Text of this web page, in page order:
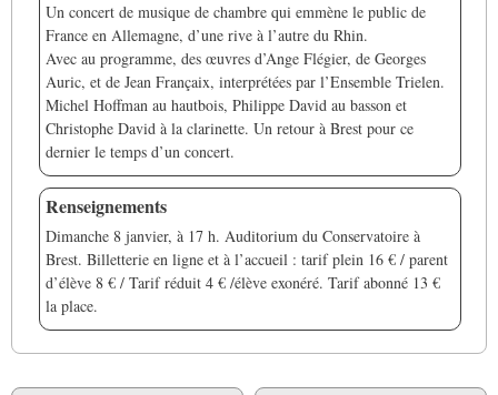
Un concert de musique de chambre qui emmène le public de
France en Allemagne, d’une rive à l’autre du Rhin.
Avec au programme, des œuvres d’Ange Flégier, de Georges
Auric, et de Jean Françaix, interprétées par l’Ensemble Trielen.
Michel Hoffman au hautbois, Philippe David au basson et
Christophe David à la clarinette. Un retour à Brest pour ce
dernier le temps d’un concert.
Renseignements
Dimanche 8 janvier, à 17 h. Auditorium du Conservatoire à
Brest. Billetterie en ligne et à l’accueil : tarif plein 16 € / parent
d’élève 8 € / Tarif réduit 4 € /élève exonéré. Tarif abonné 13 €
la place.